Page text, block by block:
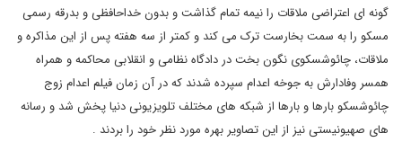
گونه ای اعتراضی ملاقات را نیمه تمام گذاشت و بدون خداحافظی و بدرقه رسمی
مسکو را به سمت بخارست ترک می کند و کمتر از سه هفته پس از این مذاکره و
ملاقات، چائوشسکوی نگون بخت در دادگاه نظامی و انقلابی محاکمه و همراه
همسر وفادارش به جوخه اعدام سپرده شدند که در آن زمان فیلم اعدام زوج
چائوشسکو بارها و بارها از شبکه های مختلف تلویزیونی دنیا پخش شد و رسانه
های صهیونیستی نیز از این تصاویر بهره مورد نظر خود را بردند .